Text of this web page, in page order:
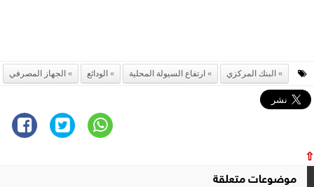
البنك المركزي ارتفاع السيولة المحلية الودائع الجهاز المصرفي
⇧
موضوعات متعلقة